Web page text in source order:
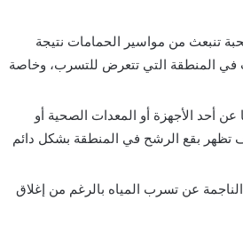
تنبعث من مواسير الحمامات نتيجة
في المنطقة التي تتعرض للتسرب، وخاصة
عن أحد الأجهزة أو المعدات الصحية أو
تظهر بقع الرشح في المنطقة بشكل دائم
عن تسرب المياه بالرغم من إغلاق